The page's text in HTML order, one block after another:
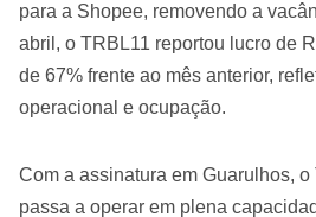
para a Shopee, removendo a
abril, o TRBL11 reportou lucro de
de 67% frente ao mês anterior,
operacional e ocupação.
Com a assinatura em Guarulhos, o
passa a operar em plena